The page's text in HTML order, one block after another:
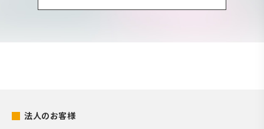
法人のお客様